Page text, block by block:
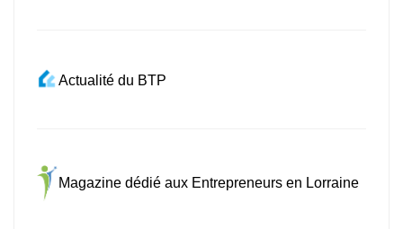
Actualité du BTP
Magazine dédié aux Entrepreneurs en Lorraine